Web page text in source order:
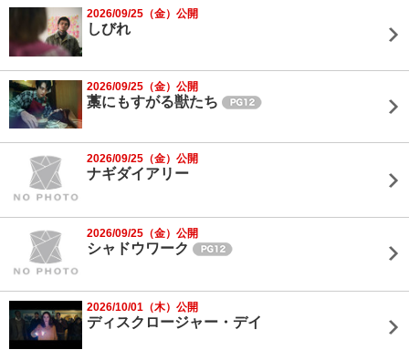
2026/09/25（金）公開
しびれ
2026/09/25（金）公開
藁にもすがる獣たち
2026/09/25（金）公開
ナギダイアリー
2026/09/25（金）公開
シャドウワーク
2026/10/01（木）公開
ディスクロージャー・デイ